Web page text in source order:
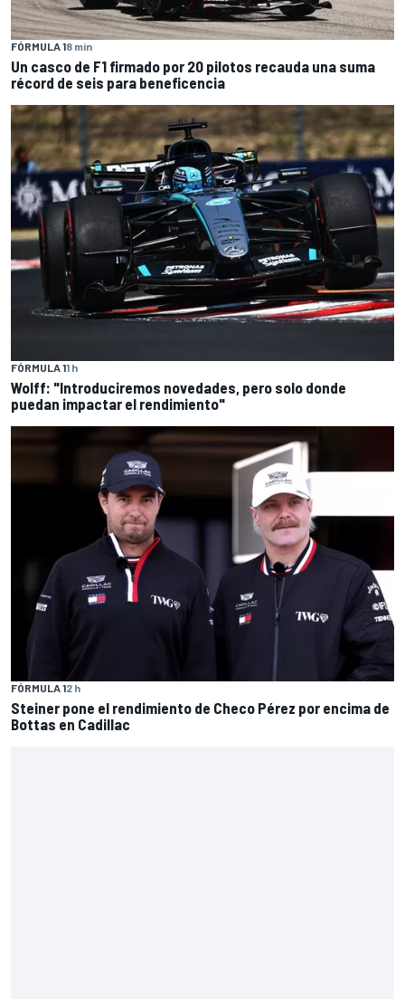
FÓRMULA 18 min
Un casco de F1 firmado por 20 pilotos recauda una suma
récord de seis para beneficencia
FÓRMULA 11 h
Wolff: "Introduciremos novedades, pero solo donde
puedan impactar el rendimiento"
FÓRMULA 12 h
Steiner pone el rendimiento de Checo Pérez por encima de
Bottas en Cadillac